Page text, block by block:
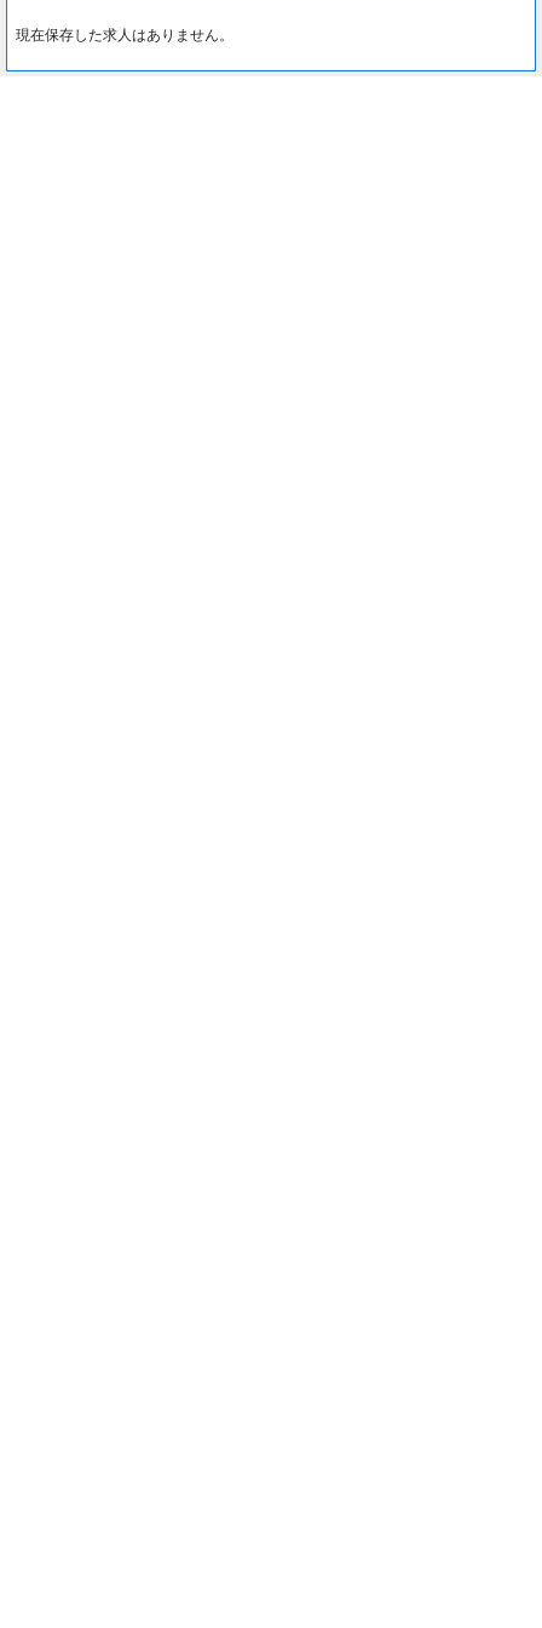
現在保存した求人はありません。